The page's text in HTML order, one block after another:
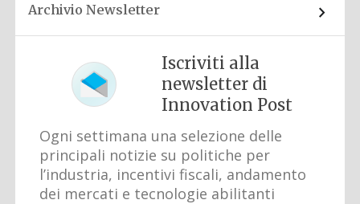
Archivio Newsletter
Iscriviti alla
newsletter di
Innovation Post
Ogni settimana una selezione delle
principali notizie su politiche per
l’industria, incentivi fiscali, andamento
dei mercati e tecnologie abilitanti